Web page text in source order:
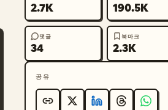
2.7K 190.5K
댓글
34
북마크
2.3K
공유